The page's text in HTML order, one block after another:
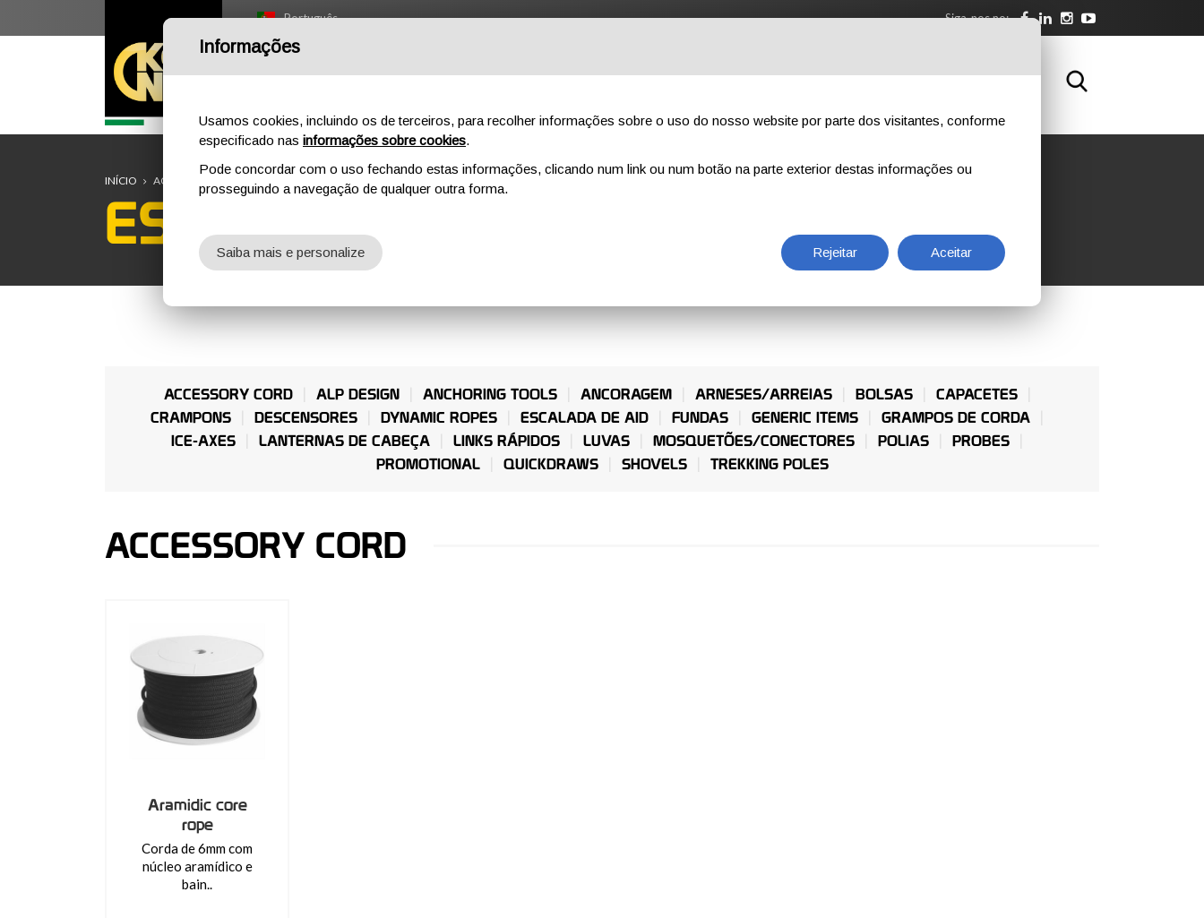
Português Siga-nos no:
INÍCIO AO AR LIVRE PROFISSIONAL COMPONENTES SOBRE NÓS DOWNLOAD CONTATOS
INÍCIO AO AR LIVRE ESCALADA DE MONTANHA
ESCALADA DE MONTANHA
ACCESSORY CORD ALP DESIGN ANCHORING TOOLS ANCORAGEM ARNESES/ARREIAS BOLSAS
CAPACETES
CRAMPONS
DESCENSORES DYNAMIC ROPES ESCALADA DE AID FUNDAS GENERIC ITEMS
GRAMPOS DE CORDA
ICE-AXES
LANTERNAS DE CABEÇA LINKS RÁPIDOS LUVAS MOSQUETÕES/CONECTORES POLIAS
PROBES
PROMOTIONAL
QUICKDRAWS SHOVELS TREKKING POLES
ACCESSORY CORD
Aramidic core
rope
Corda de 6mm com
núcleo aramídico e
bain..
Informações
Usamos cookies, incluindo os de terceiros, para recolher informações sobre o uso do nosso website por parte dos visitantes, conforme
especificado nas informações sobre cookies.
Pode concordar com o uso fechando estas informações, clicando num link ou num botão na parte exterior destas informações ou
prosseguindo a navegação de qualquer outra forma.
Rejeitar Aceitar
Saiba mais e personalize